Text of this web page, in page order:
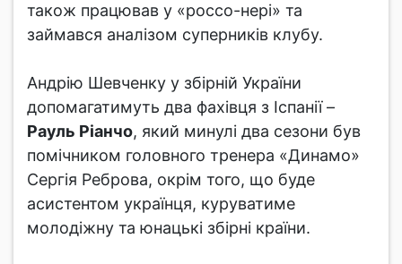
також працював у «россо-нері» та
займався аналізом суперників клубу.
Андрію Шевченку у збірній України
допомагатимуть два фахівця з Іспанії –
Рауль Ріанчо, який минулі два сезони був
помічником головного тренера «Динамо»
Сергія Реброва, окрім того, що буде
асистентом українця, куруватиме
молодіжну та юнацькі збірні країни.